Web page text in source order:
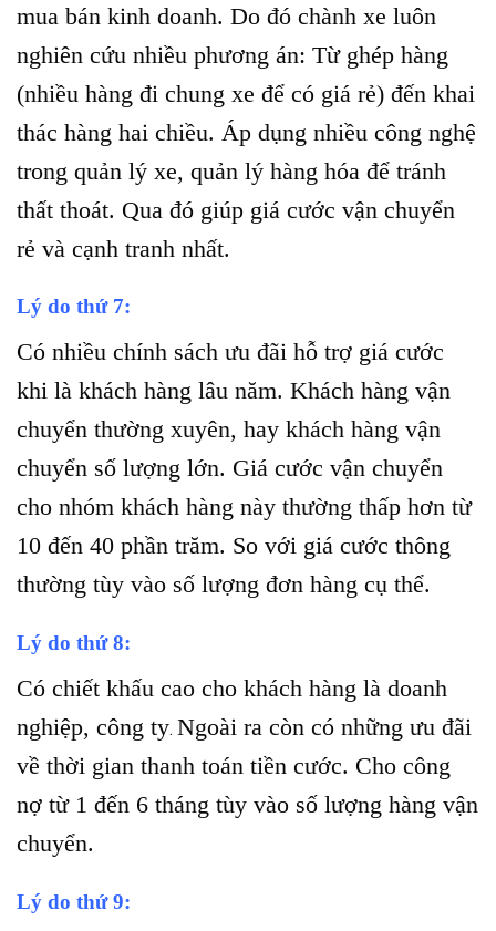
mua bán kinh doanh. Do đó chành xe luôn
nghiên cứu nhiều phương án: Từ ghép hàng
(nhiều hàng đi chung xe để có giá rẻ) đến khai
thác hàng hai chiều. Áp dụng nhiều công nghệ
trong quản lý xe, quản lý hàng hóa để tránh
thất thoát. Qua đó giúp giá cước vận chuyển
rẻ và cạnh tranh nhất.
Lý do thứ 7:
Có nhiều chính sách ưu đãi hỗ trợ giá cước
khi là khách hàng lâu năm. Khách hàng vận
chuyển thường xuyên, hay khách hàng vận
chuyển số lượng lớn. Giá cước vận chuyển
cho nhóm khách hàng này thường thấp hơn từ
10 đến 40 phần trăm. So với giá cước thông
thường tùy vào số lượng đơn hàng cụ thể.
Lý do thứ 8:
Có chiết khấu cao cho khách hàng là doanh
nghiệp, công ty. Ngoài ra còn có những ưu đãi
về thời gian thanh toán tiền cước. Cho công
nợ từ 1 đến 6 tháng tùy vào số lượng hàng vận
chuyển.
Lý do thứ 9: